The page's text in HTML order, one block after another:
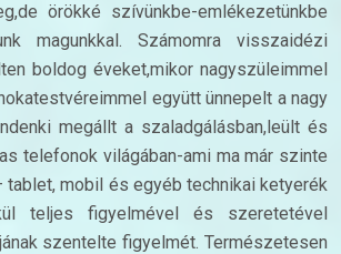
örökké szívünkbe-emlékezetünkbe
magunkkal. Számomra visszaidézi
boldog éveket,mikor nagyszüleimmel
együtt ünnepelt a nagy
megállt a szaladgálásban,leült és
telefonok világában-ami ma már szinte
mobil és egyéb technikai ketyerék
teljes figyelmével és szeretetével
szentelte figyelmét. Természetesen